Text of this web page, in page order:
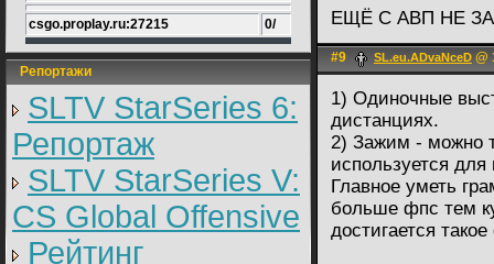
csgo.proplay.ru:27215 0/
Репортажи
SLTV StarSeries 6:
Репортаж
SLTV StarSeries V:
CS Global Offensive
Рейтинг
ЕЩЁ С АВП НЕ
#9 SL.eu.ADvaNceD @
1) Одиночные
дистанциях.
2) Зажим - можно
используется
Главное уметь
больше фпс тем
достигается